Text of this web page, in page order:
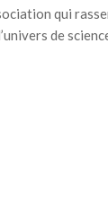
qui
de